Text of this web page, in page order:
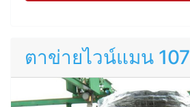
ตาข่ายไวน์แมน 107